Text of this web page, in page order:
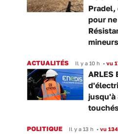
pour
ACTUALITÉS Il y a 10 h • vu
ARLES
jusqu'à
POLITIQUE Il y a 13 h • vu